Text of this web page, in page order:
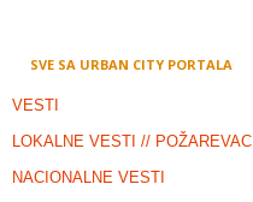
SVE SA URBAN CITY PORTALA
VESTI
LOKALNE VESTI // POŽAREVAC
NACIONALNE VESTI